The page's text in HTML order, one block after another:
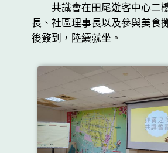
共識會在田尾遊客中心二
長、社區理事長以及參與美食
後簽到，陸續就坐。